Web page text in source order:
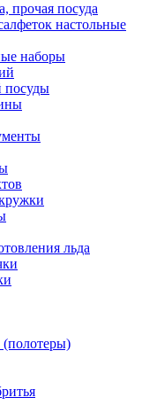
прочая посуда
настольные
наборы
посуды
льда